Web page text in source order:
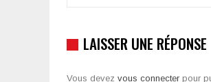
LAISSER UNE RÉPONSE
Vous devez vous connecter pour